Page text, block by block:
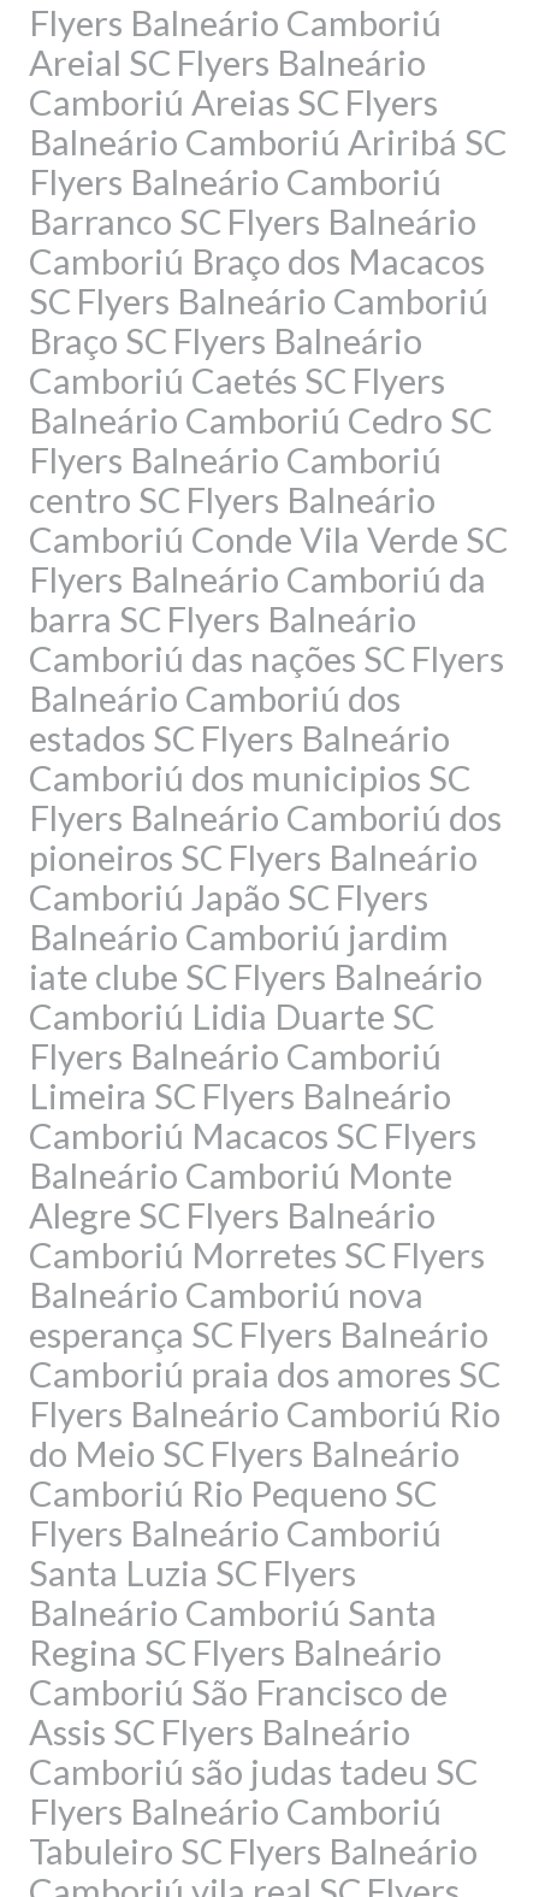
Flyers Balneário Camboriú
Areial SC Flyers Balneário
Camboriú Areias SC Flyers
Balneário Camboriú Ariribá SC
Flyers Balneário Camboriú
Barranco SC Flyers Balneário
Camboriú Braço dos Macacos
SC Flyers Balneário Camboriú
Braço SC Flyers Balneário
Camboriú Caetés SC Flyers
Balneário Camboriú Cedro SC
Flyers Balneário Camboriú
centro SC Flyers Balneário
Camboriú Conde Vila Verde SC
Flyers Balneário Camboriú da
barra SC Flyers Balneário
Camboriú das nações SC Flyers
Balneário Camboriú dos
estados SC Flyers Balneário
Camboriú dos municipios SC
Flyers Balneário Camboriú dos
pioneiros SC Flyers Balneário
Camboriú Japão SC Flyers
Balneário Camboriú jardim
iate clube SC Flyers Balneário
Camboriú Lidia Duarte SC
Flyers Balneário Camboriú
Limeira SC Flyers Balneário
Camboriú Macacos SC Flyers
Balneário Camboriú Monte
Alegre SC Flyers Balneário
Camboriú Morretes SC Flyers
Balneário Camboriú nova
esperança SC Flyers Balneário
Camboriú praia dos amores SC
Flyers Balneário Camboriú Rio
do Meio SC Flyers Balneário
Camboriú Rio Pequeno SC
Flyers Balneário Camboriú
Santa Luzia SC Flyers
Balneário Camboriú Santa
Regina SC Flyers Balneário
Camboriú São Francisco de
Assis SC Flyers Balneário
Camboriú são judas tadeu SC
Flyers Balneário Camboriú
Tabuleiro SC Flyers Balneário